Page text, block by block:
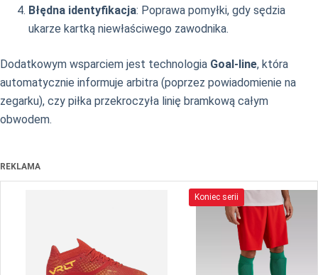
Błędna identyfikacja: Poprawa pomyłki, gdy sędzia
ukarze kartką niewłaściwego zawodnika.
Dodatkowym wsparciem jest technologia Goal-line, która
automatycznie informuje arbitra (poprzez powiadomienie na
zegarku), czy piłka przekroczyła linię bramkową całym
obwodem.
REKLAMA
Koniec serii